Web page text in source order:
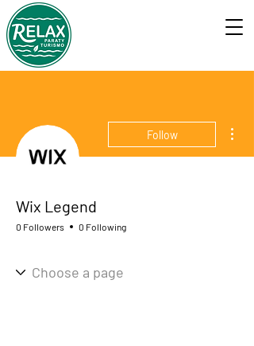
Follow
Wix Legend
0 Followers 0 Following